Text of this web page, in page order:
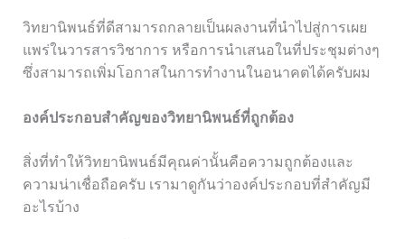
วิทยานิพนธ์ที่ดีสามารถกลายเป็นผลงานที่นำไปสู่การเผย
แพร่ในวารสารวิชาการ หรือการนำเสนอในที่ประชุมต่างๆ
ซึ่งสามารถเพิ่มโอกาสในการทำงานในอนาคตได้ครับผม
องค์ประกอบสำคัญของวิทยานิพนธ์ที่ถูกต้อง
สิ่งที่ทำให้วิทยานิพนธ์มีคุณค่านั้นคือความถูกต้องและ
ความน่าเชื่อถือครับ เรามาดูกันว่าองค์ประกอบที่สำคัญมี
อะไรบ้าง